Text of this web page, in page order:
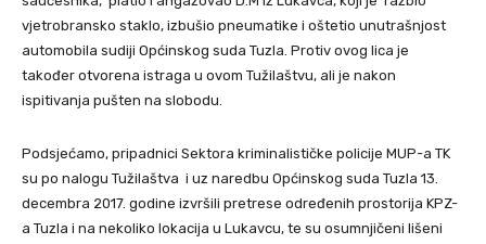
vjetrobransko staklo, izbušio pneumatike i oštetio unutrašnjost
automobila sudiji Općinskog suda Tuzla. Protiv ovog lica je
također otvorena istraga u ovom Tužilaštvu, ali je nakon
ispitivanja pušten na slobodu.
Podsjećamo, pripadnici Sektora kriminalističke policije MUP-a TK
su po nalogu Tužilaštva i uz naredbu Općinskog suda Tuzla 13.
decembra 2017. godine izvršili pretrese određenih prostorija KPZ-
a Tuzla i na nekoliko lokacija u Lukavcu, te su osumnjičeni lišeni